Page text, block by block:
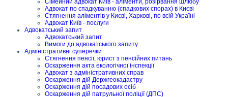
Сімейний адвокат Київ - аліменти, розірвання шлюбу
Адвокат по спадкуванню (спадкових спорах) в Києві
Стягнення аліментів у Києві, Харкові, по всій Україні
Адвокат Київ - послуги
Адвокатський запит
Адвокатський запит
Вимоги до адвокатського запиту
Адміністративні суперечки
Стягнення пенсії, юрист з пенсійних питань
Оскарження акта екологічної інспекції
Адвокат з адміністративних справ
Оскарження дій Держгеокадастру
Оскарження дій посадових осіб
Оскарження дій патрульної поліції (ДПС)